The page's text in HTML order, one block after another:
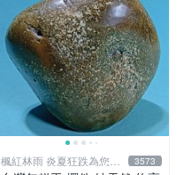
楓紅林雨 炎夏狂跌為您消
暑中！
3573